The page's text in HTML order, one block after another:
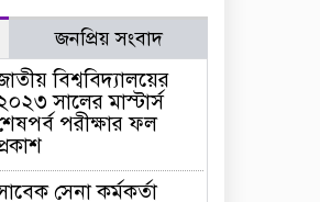
জনপ্রিয় সংবাদ
বিশ্ববিদ্যালয়ের
সালের মাস্টার্স
পরীক্ষার ফল
সেনা কর্মকর্তা